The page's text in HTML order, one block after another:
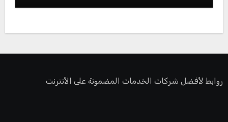
روابط لأفضل شركات الخدمات المضمونة على الأنترنت